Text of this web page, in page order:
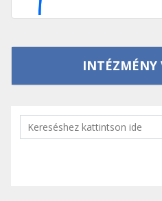
INTÉZMÉNY